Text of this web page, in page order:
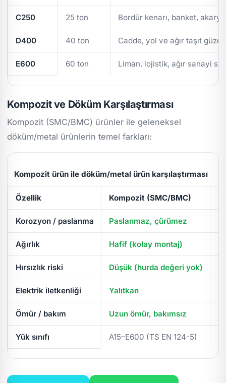
C250 25 ton Bordür kenarı, banket,
D400 40 ton Cadde, yol ve ağır taşıt
E600 60 ton Liman, lojistik, ağır sanayi
Kompozit ve Döküm Karşılaştırması
Kompozit (SMC/BMC) ürünler ile geleneksel
döküm/metal ürünlerin temel farkları:
Kompozit ürün ile döküm/metal ürün karşılaştırması
Özellik Kompozit (SMC/BMC)
Korozyon / paslanma Paslanmaz, çürümez
Ağırlık Hafif (kolay montaj)
Hırsızlık riski Düşük (hurda değeri yok)
Elektrik iletkenliği Yalıtkan
Ömür / bakım Uzun ömür, bakımsız
Yük sınıfı A15–E600 (TS EN 124-5)